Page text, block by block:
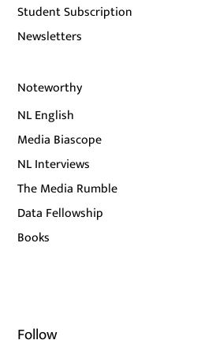
Student Subscription
Newsletters
Noteworthy
NL English
Media Biascope
NL Interviews
The Media Rumble
Data Fellowship
Books
Follow